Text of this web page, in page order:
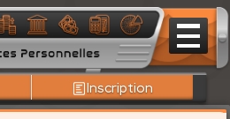
Inscription